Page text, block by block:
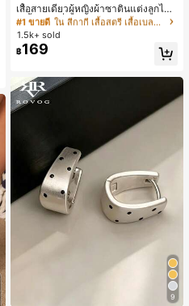
เสื้อสายเดี่ยวผู้หญิงผ้าซาตินแต่งลูกไม้
- เสื้อสายเดี่ยวฤดูร้อนสีคากีมีรอยผ่าด้า
นข้างที่น่าดึงดูดแบบสบายๆ
ลูกค้ากลับมาซื้อซ้ำ!
#1 ขายดี
ใน สีกากี เสื้อสตรี เสื้อเบลาส์ & Tee
ลูกค้ากลับมาซื้อซ้ำ!
#1 ขายดี
ใน สีกากี เสื้อสตรี เสื้อเบลาส์ & Tee
ลูกค้ากลับมาซื้อซ้ำ!
#1 ขายดี
ใน สีกากี เสื้อสตรี เสื้อเบลาส์ & Tee
1.5k+ sold
฿169
9